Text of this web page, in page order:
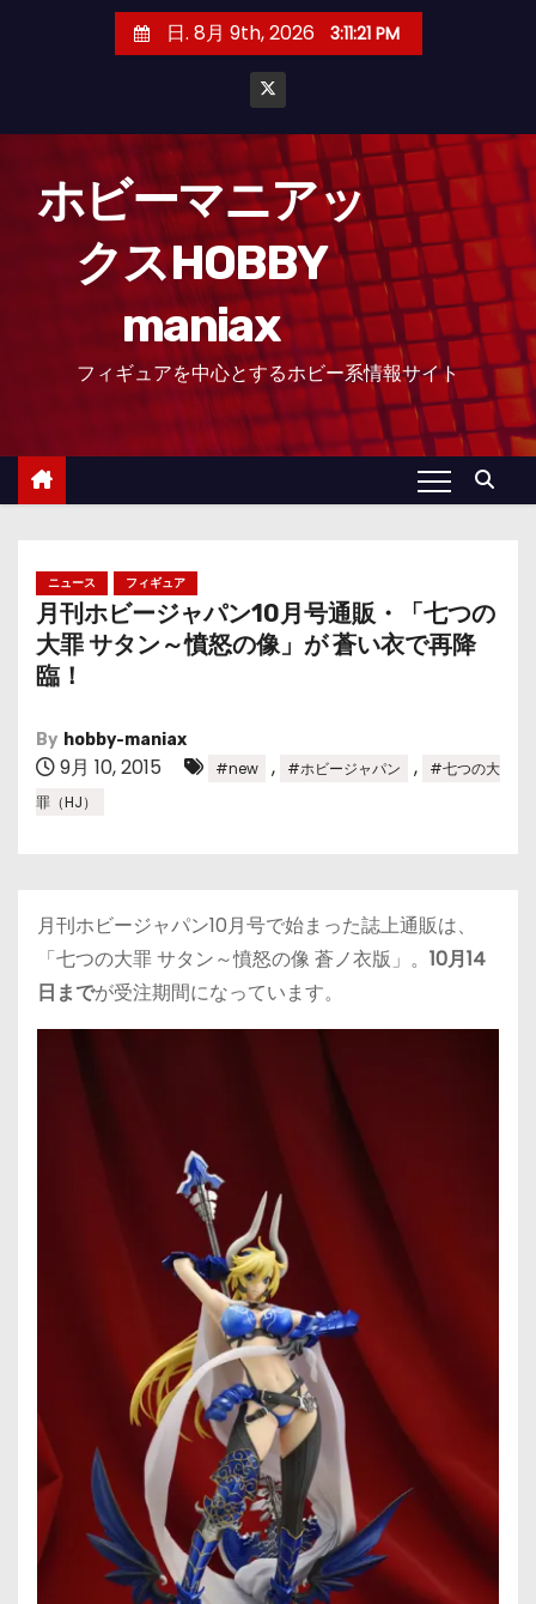
日. 8月 9th, 2026 3:11:22 PM
ホビーマニアッ
クスHOBBY
maniax
フィギュアを中心とするホビー系情報サイト
ニュース フィギュア
月刊ホビージャパン10月号通販・「七つの
大罪 サタン～憤怒の像」が 蒼い衣で再降
臨！
By hobby-maniax
9月 10, 2015 #new , #ホビージャパン ,
#七つの大
罪（HJ）
月刊ホビージャパン10月号で始まった誌上通販は、
「七つの大罪 サタン～憤怒の像 蒼ノ衣版」。 10月14
日までが受注期間になっています。